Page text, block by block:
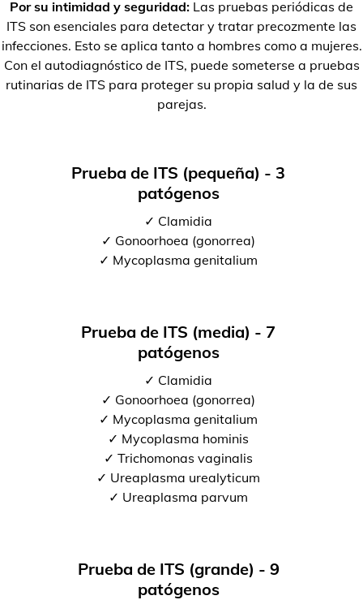
Por su intimidad y seguridad: Las pruebas periódicas de
ITS son esenciales para detectar y tratar precozmente las
infecciones. Esto se aplica tanto a hombres como a mujeres.
Con el autodiagnóstico de ITS, puede someterse a pruebas
rutinarias de ITS para proteger su propia salud y la de sus
parejas.
Prueba de ITS (pequeña) - 3
patógenos
✓ Clamidia
✓ Gonoorhoea (gonorrea)
✓ Mycoplasma genitalium
Prueba de ITS (media) - 7
patógenos
✓ Clamidia
✓ Gonoorhoea (gonorrea)
✓ Mycoplasma genitalium
✓ Mycoplasma hominis
✓ Trichomonas vaginalis
✓ Ureaplasma urealyticum
✓ Ureaplasma parvum
Prueba de ITS (grande) - 9
patógenos